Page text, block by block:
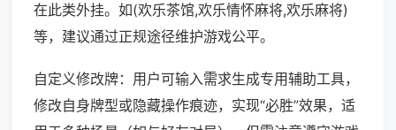
在此类外挂。如(欢乐茶馆,欢乐情怀麻将,欢乐麻将)
等，建议通过正规途径维护游戏公平。
自定义修改牌：用户可输入需求生成专用辅助工具，
修改自身牌型或隐藏操作痕迹，实现“必胜”效果，适